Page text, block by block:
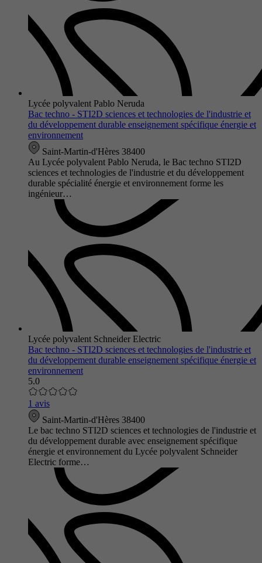
Lycée polyvalent Pablo Neruda
Bac techno - STI2D sciences et technologies de l'industrie et
du développement durable enseignement spécifique énergie et
environnement
Saint-Martin-d'Hères 38400
Au Lycée polyvalent Pablo Neruda, le Bac techno STI2D
sciences et technologies de l'industrie et du développement
durable spécialité énergie et environnement forme les
ingénieur…
Lycée polyvalent Schneider Electric
Bac techno - STI2D sciences et technologies de l'industrie et
du développement durable enseignement spécifique énergie et
environnement
5.0
1 avis
Saint-Martin-d'Hères 38400
Le bac techno STI2D sciences et technologies de l'industrie et
du développement durable avec enseignement spécifique
énergie et environnement du Lycée polyvalent Schneider
Electric forme…